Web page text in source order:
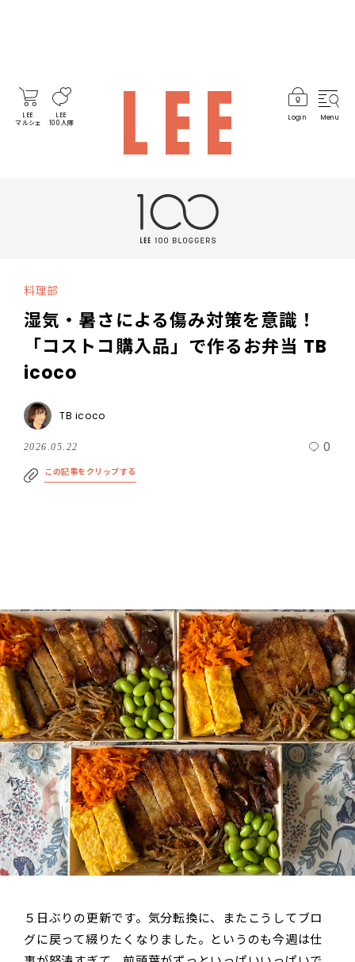
LEE
マルシェ
LEE
100人隊
Login Menu
料理部
湿気・暑さによる傷み対策を意識！
「コストコ購入品」で作るお弁当 TB
icoco
TB icoco
2026.05.22 0
この記事をクリップする
５日ぶりの更新です。気分転換に、またこうしてブロ
グに戻って綴りたくなりました。というのも今週は仕